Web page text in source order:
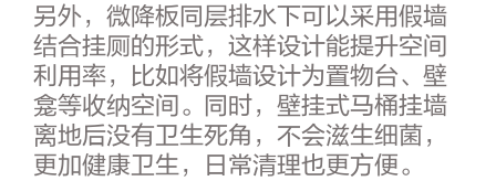
另外，微降板同层排水下可以采用假墙
结合挂厕的形式，这样设计能提升空间
利用率，比如将假墙设计为置物台、壁
龛等收纳空间。同时，壁挂式马桶挂墙
离地后没有卫生死角，不会滋生细菌，
更加健康卫生，日常清理也更方便。